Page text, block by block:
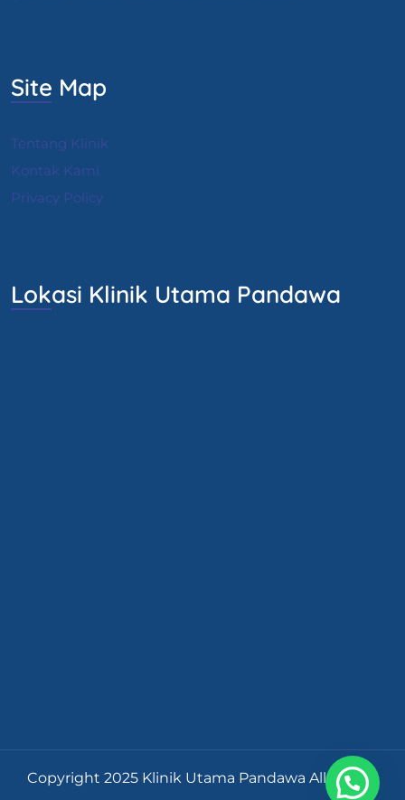
Site Map
Tentang Klinik
Kontak Kami
Privacy Policy
Lokasi Klinik Utama Pandawa
Copyright 2025 Klinik Utama Pandawa All Rights